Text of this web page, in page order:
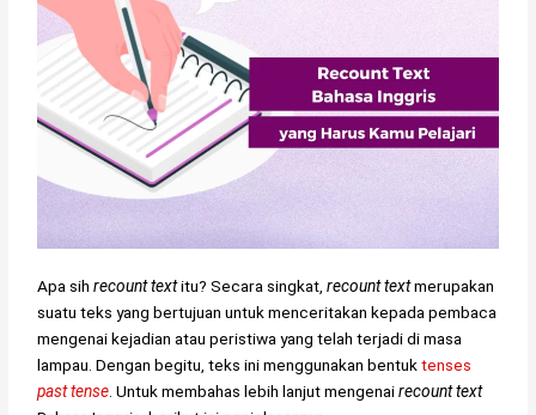
Apa sihrecount textitu? Secara singkat,recount textmerupakan
suatu teks yang bertujuan untuk menceritakan kepada pembaca
mengenai kejadian atau peristiwa yang telah terjadi di masa
lampau. Dengan begitu, teks ini menggunakan bentuktenses
past tense. Untuk membahas lebih lanjut mengenairecount text